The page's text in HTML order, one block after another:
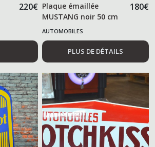
220€ Plaque émaillée
MUSTANG noir 50 cm
180€
AUTOMOBILES
PLUS DE DÉTAILS